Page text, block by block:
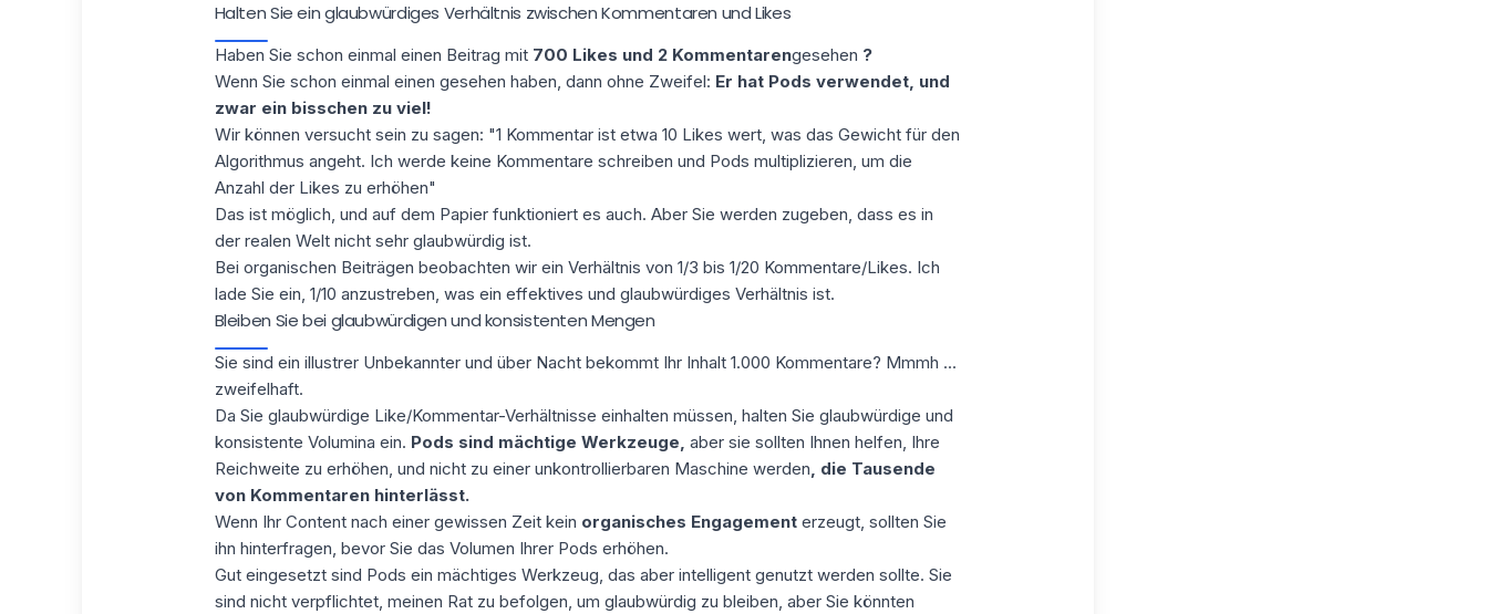
Halten Sie ein glaubwürdiges Verhältnis zwischen Kommentaren und Likes
Haben Sie schon einmal einen Beitrag mit 700 Likes und 2 Kommentarengesehen ?
Wenn Sie schon einmal einen gesehen haben, dann ohne Zweifel: Er hat Pods verwendet, und
zwar ein bisschen zu viel!
Wir können versucht sein zu sagen: "1 Kommentar ist etwa 10 Likes wert, was das Gewicht für den
Algorithmus angeht. Ich werde keine Kommentare schreiben und Pods multiplizieren, um die
Anzahl der Likes zu erhöhen"
Das ist möglich, und auf dem Papier funktioniert es auch. Aber Sie werden zugeben, dass es in
der realen Welt nicht sehr glaubwürdig ist.
Bei organischen Beiträgen beobachten wir ein Verhältnis von 1/3 bis 1/20 Kommentare/Likes. Ich
lade Sie ein, 1/10 anzustreben, was ein effektives und glaubwürdiges Verhältnis ist.
Bleiben Sie bei glaubwürdigen und konsistenten Mengen
Sie sind ein illustrer Unbekannter und über Nacht bekommt Ihr Inhalt 1.000 Kommentare? Mmmh ...
zweifelhaft.
Da Sie glaubwürdige Like/Kommentar-Verhältnisse einhalten müssen, halten Sie glaubwürdige und
konsistente Volumina ein. Pods sind mächtige Werkzeuge, aber sie sollten Ihnen helfen, Ihre
Reichweite zu erhöhen, und nicht zu einer unkontrollierbaren Maschine werden, die Tausende
von Kommentaren hinterlässt.
Wenn Ihr Content nach einer gewissen Zeit kein organisches Engagementerzeugt, sollten Sie
ihn hinterfragen, bevor Sie das Volumen Ihrer Pods erhöhen.
Gut eingesetzt sind Pods ein mächtiges Werkzeug, das aber intelligent genutzt werden sollte. Sie
sind nicht verpflichtet, meinen Rat zu befolgen, um glaubwürdig zu bleiben, aber Sie könnten